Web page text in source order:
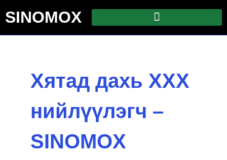
SINOMOX
Хятад дахь ХХХ
нийлүүлэгч –
SINOMOX